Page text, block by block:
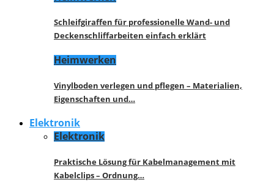
Schleifgiraffen für professionelle Wand- und
Deckenschliffarbeiten einfach erklärt
Heimwerken
Vinylboden verlegen und pflegen – Materialien,
Eigenschaften und…
Elektronik
Elektronik
Praktische Lösung für Kabelmanagement mit
Kabelclips – Ordnung…